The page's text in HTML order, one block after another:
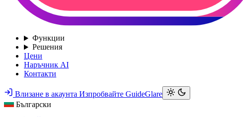
Функции
Решения
Цени
Наръчник AI
Контакти
Влизане в акаунта Изпробвайте GuideGlare
Български